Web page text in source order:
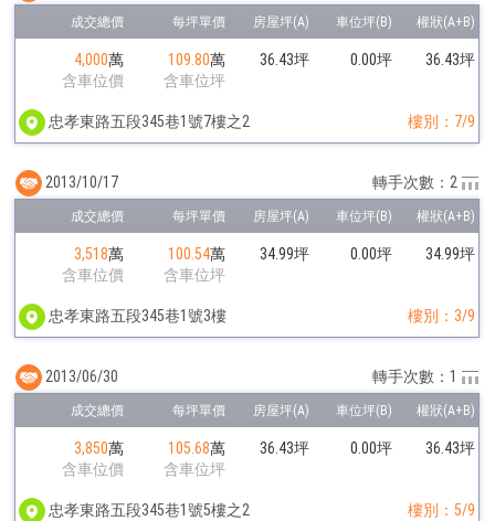
4,000萬
含車位價
109.80萬
含車位坪
36.43坪 0.00坪 36.43坪
忠孝東路五段345巷1號7樓之2 樓別：7/9
3,518萬
含車位價
100.54萬
含車位坪
34.99坪 0.00坪 34.99坪
忠孝東路五段345巷1號3樓 樓別：3/9
2013/10/17 轉手次數：2
3,850萬
含車位價
105.68萬
含車位坪
36.43坪 0.00坪 36.43坪
忠孝東路五段345巷1號5樓之2 樓別：5/9
2013/06/30 轉手次數：1